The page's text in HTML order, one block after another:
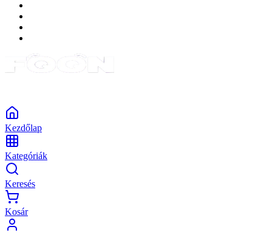
Kezdőlap
Kategóriák
Keresés
Kosár